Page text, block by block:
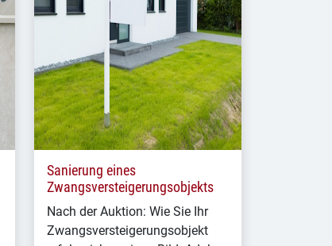
Sanierung eines
Zwangsversteigerungsobjekts
Nach der Auktion: Wie Sie Ihr
Zwangsversteigerungsobjekt